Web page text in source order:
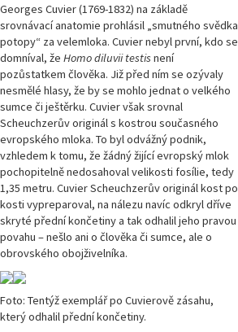
Georges Cuvier (1769-1832) na základě
srovnávací anatomie prohlásil „smutného svědka
potopy“ za velemloka. Cuvier nebyl první, kdo se
domníval, že Homo diluvii testis není
pozůstatkem člověka. Již před ním se ozývaly
nesmělé hlasy, že by se mohlo jednat o velkého
sumce či ještěrku. Cuvier však srovnal
Scheuchzerův originál s kostrou současného
evropského mloka. To byl odvážný podnik,
vzhledem k tomu, že žádný žijící evropský mlok
pochopitelně nedosahoval velikosti fosílie, tedy
1,35 metru. Cuvier Scheuchzerův originál kost po
kosti vypreparoval, na nálezu navíc odkryl dříve
skryté přední končetiny a tak odhalil jeho pravou
povahu – nešlo ani o člověka či sumce, ale o
obrovského obojživelníka.
Foto: Tentýž exemplář po Cuvierově zásahu,
který odhalil přední končetiny.